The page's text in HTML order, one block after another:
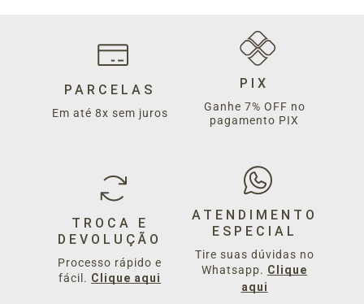
Bolsa Luciana Onix Pirarucu
Viola
R$ 1.859,00
Bolsa Mini Clea Ouro Roma
Preto
R$ 1.398,00
Preto
Bolsa Ana onix Pirarucu
Grafite
R$ 1.949,00
Bolsa Jéssica Ouro Roma
Cabernet
Bolsa Luma Ouro Pelo
Bambi
PARCELAS
Em até 8x sem juros
PIX
Ganhe 7% OFF no
pagamento PIX
TROCA E
DEVOLUÇÃO
Processo rápido e
fácil. Clique aqui
ATENDIMENTO
ESPECIAL
Tire suas dúvidas no
Whatsapp. Clique
aqui